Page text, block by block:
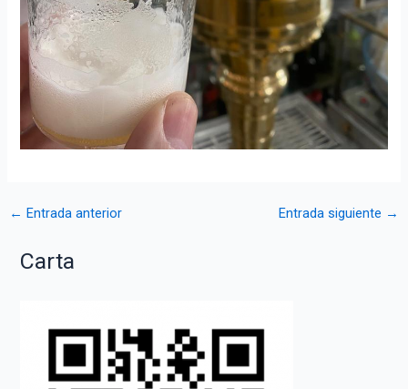
Navegación
entradas
← Entrada anterior Entrada siguiente →
Carta